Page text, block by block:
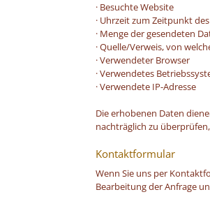
· Besuchte Website
· Uhrzeit zum Zeitpunkt
· Menge der gesendeten
· Quelle/Verweis, von
· Verwendeter Browser
· Verwendetes
· Verwendete IP-Adresse
Die erhobenen Daten
nachträglich zu
Kontaktformular
Wenn Sie uns per
Bearbeitung der Anfrage